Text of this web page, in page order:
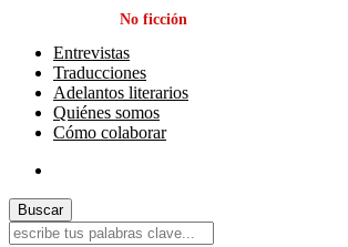
No ficción
Entrevistas
Traducciones
Adelantos literarios
Quiénes somos
Cómo colaborar